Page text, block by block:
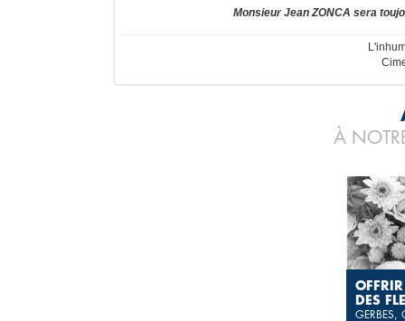
Monsieur Jean ZONCA sera
À
OFFRIR
DES
GERBES,